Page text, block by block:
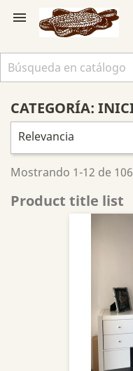

CATEGORÍA:
Relevancia
Mostrando 1-12 de
Product title list